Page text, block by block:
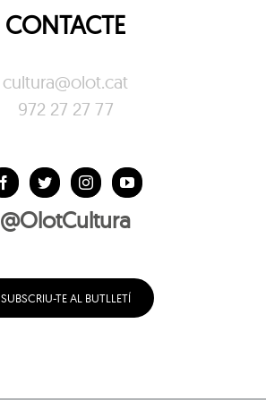
CONTACTE
cultura@olot.cat
972 27 27 77
@OlotCultura
SUBSCRIU-TE AL BUTLLETÍ